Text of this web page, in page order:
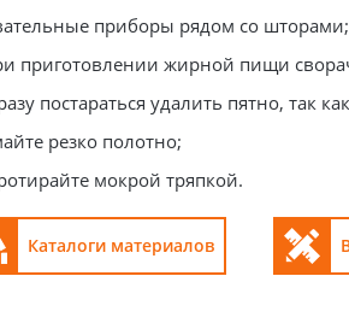
приборы рядом со шторами;
приготовлении жирной пищи
постараться удалить пятно, так
резко полотно;
мокрой тряпкой.
Каталоги материалов